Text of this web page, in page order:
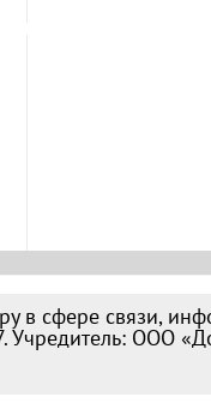
в сфере связи,
ООО